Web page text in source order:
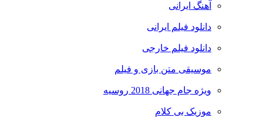
آهنگ ایرانی
دانلود فیلم ایرانی
دانلود فیلم خارجی
موسیقی متن بازی و فیلم
ویژه جام جهانی 2018 روسیه
موزیک بی کلام